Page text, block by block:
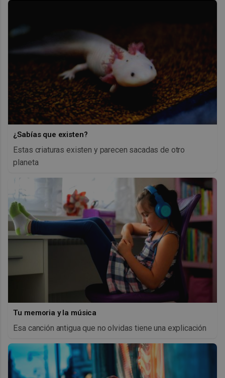
¿Sabías que existen?
Estas criaturas existen y parecen sacadas de otro
planeta
Tu memoria y la música
Esa canción antigua que no olvidas tiene una explicación